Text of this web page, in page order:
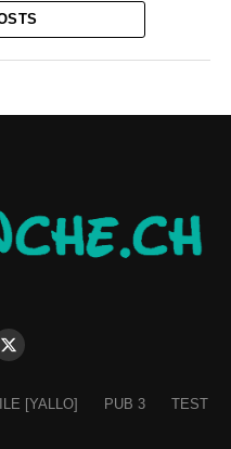
[YALLO] PUB 3 TEST